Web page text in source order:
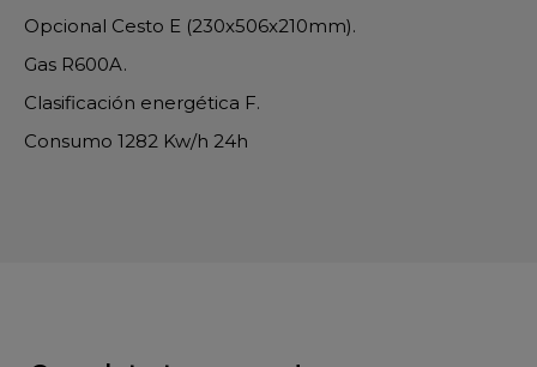
Opcional Cesto E (230x506x210mm).
Gas R600A.
Clasificación energética F.
Consumo 1282 Kw/h 24h